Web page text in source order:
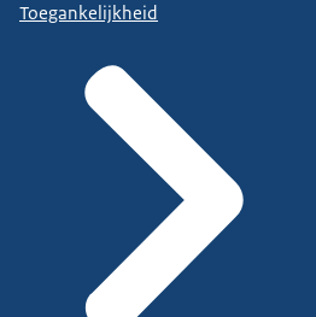
Toegankelijkheid